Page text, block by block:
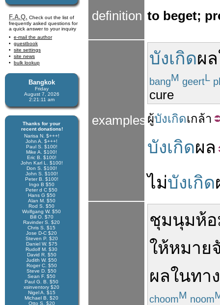
F.A.Q. Check out the list of
frequently asked questions for
a quick answer to your inquiry
e-mail the author
guestbook
site settings
site news
bulk lookup
Bangkok
Friday
August 7, 2026
2:21:12 am
Thanks for your
recent donations!
Narisa N. $+++!
John A. $+++!
Paul S. $100!
Mike A. $100!
Eric B. $100!
John Karl L. $100!
Don S. $100!
John S. $100!
Peter B. $100!
Ingo B $50
Peter d C $50
Hans G $50
Alan M. $50
Rod S. $50
Wolfgang W. $50
Bill O. $70
Ravinder S. $20
Chris S. $15
Jose D-C $20
Steven P. $20
Daniel W. $75
Rudolf M. $30
David R. $50
Judith W. $50
Roger C. $50
Steve D. $50
Sean F. $50
Paul G. B. $50
xsinventory $20
Nigel A. $15
Michael B. $20
Otto S. $20
definition to beget;
examples
บังเกิดผล
bangM geertL
cure
ผู้บังเกิดเกล้า
บังเกิดผล
ไม่บังเกิด
ชุมนุมห้
ให้หมาย
ผลในทาง
choomM noom